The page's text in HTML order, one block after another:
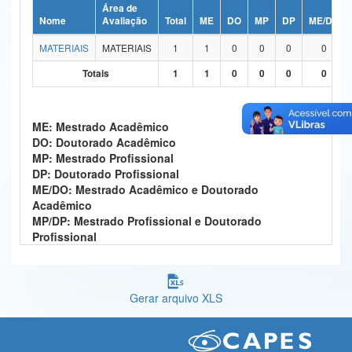
Ministério da Ciência, Tecnologia, Inovações e Comunicações
Ministério do Meio Ambiente
Controladoria-Geral da União
Ministério da Mulher, da Família e dos Direitos Humanos
Secretaria-Geral
Secretaria de Governo
Nome
Área de
Avaliação
Total ME DO MP DP
ME/DO
MATERIAIS
MATERIAIS 1 1 0 0 0
0
Totais
1 1 0 0 0 0
ME: Mestrado Acadêmico
DO: Doutorado Acadêmico
MP: Mestrado Profissional
DP: Doutorado Profissional
ME/DO: Mestrado Acadêmico e Doutorado
Acadêmico
MP/DP: Mestrado Profissional e Doutorado
Profissional
Gerar arquivo XLS